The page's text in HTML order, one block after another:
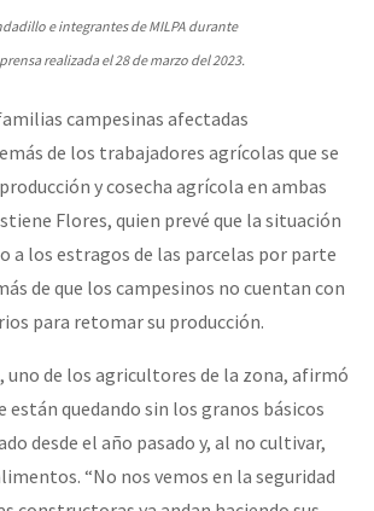
e integrantes de MILPA durante
realizada el 28 de marzo del 2023.
campesinas afectadas
de los trabajadores agrícolas que se
y cosecha agrícola en ambas
Flores, quien prevé que la situación
a los estragos de las parcelas por parte
de que los campesinos no cuentan con
para retomar su producción.
uno de los agricultores de la zona, afirmó
están quedando sin los granos básicos
desde el año pasado y, al no cultivar,
“No nos vemos en la seguridad